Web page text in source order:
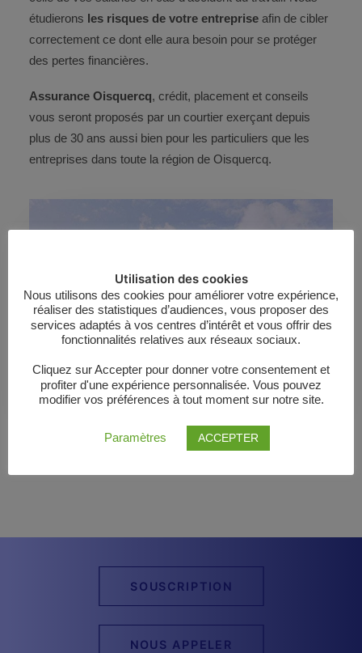
étudierons les risques de votre entreprise afin de cibler
correctement ce dont elle aura besoin pour se protéger
des pertes financières.
Assurance Oisquercq, crédit, placement et conseils
vous seront proposés par un courtier exerçant depuis
plus de 30 ans aussi bien pour les particuliers que les
entreprises dans toute la région de Oisquercq.
SOUSCRIPTION
NOUS APPELER
Utilisation des cookies
Nous utilisons des cookies pour améliorer votre expérience,
réaliser des statistiques d’audiences, vous proposer des
services adaptés à vos centres d’intérêt et vous offrir des
fonctionnalités relatives aux réseaux sociaux.
Cliquez sur Accepter pour donner votre consentement et
profiter d'une expérience personnalisée. Vous pouvez
modifier vos préférences à tout moment sur notre site.
Paramètres ACCEPTER